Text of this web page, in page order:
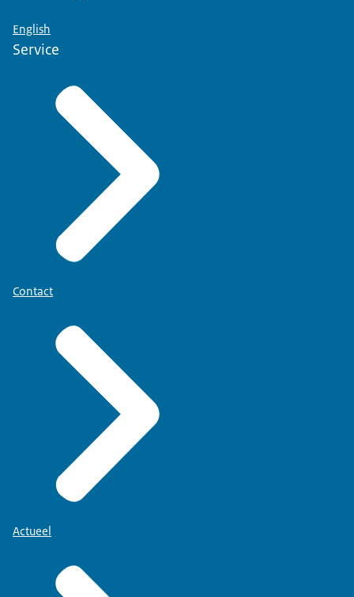
English
Service
Contact
Actueel